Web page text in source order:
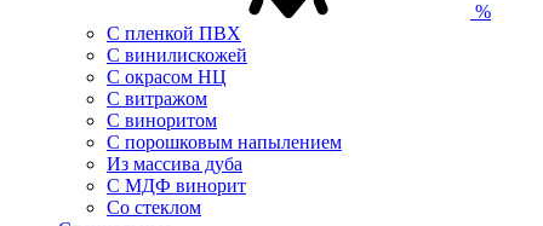
%
С пленкой ПВХ
С винилискожей
С окрасом НЦ
С витражом
С виноритом
С порошковым напылением
Из массива дуба
С МДФ винорит
Со стеклом